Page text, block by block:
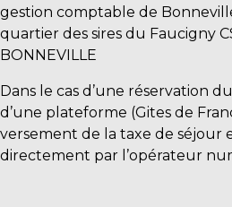
gestion comptable de
quartier des sires du Faucigny
BONNEVILLE
Dans le cas d’une réservation
d’une plateforme (Gites de
versement de la taxe de séjour
directement par l’opérateur